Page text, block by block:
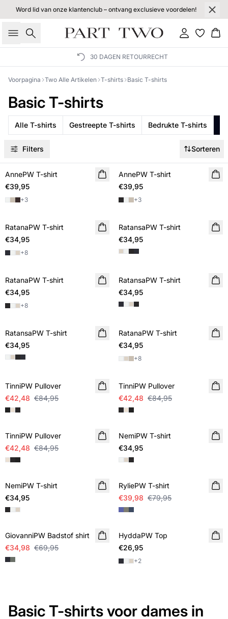
Word lid van onze klantenclub – ontvang exclusieve voordelen!
Zoeken Inloggen
30 DAGEN RETOURRECHT
Voorpagina Two Alle Artikelen T-shirts Basic T-shirts
Basic T-shirts
Alle T-shirts Gestreepte T-shirts Bedrukte T-shirts
Filters Sorteren
NIEUWE
AnnePW T-shirt
€39,95
+3
AnnePW T-shirt
€39,95
+3
RatanaPW T-shirt
€34,95
+8
RatansaPW T-shirt
€34,95
RatanaPW T-shirt
€34,95
+8
RatansaPW T-shirt
€34,95
RatansaPW T-shirt
€34,95
RatanaPW T-shirt
€34,95
+8
TinniPW Pullover
€42,48 €84,95
TinniPW Pullover
€42,48 €84,95
SALE
TinniPW Pullover
€42,48 €84,95
NemiPW T-shirt
€34,95
NemiPW T-shirt
€34,95
SALE
RyliePW T-shirt
€39,98 €79,95
SALE
GiovanniPW Badstof shirt
€34,98 €69,95
HyddaPW Top
€26,95
+2
Basic T-shirts voor dames in